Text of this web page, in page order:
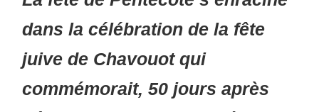
dans la célébration de la fête
juive de Chavouot qui
commémorait, 50 jours après